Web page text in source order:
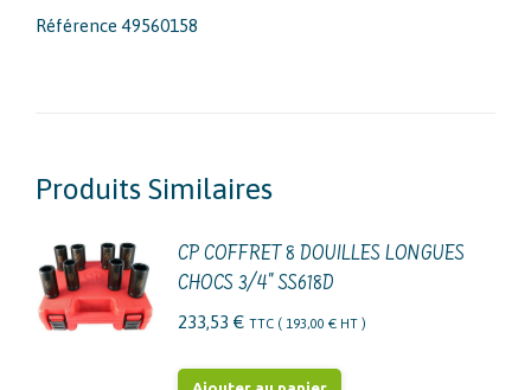
Référence 49560158
Produits Similaires
CP COFFRET 8 DOUILLES LONGUES
CHOCS 3/4" SS618D
233,53 € TTC ( 193,00 € HT )